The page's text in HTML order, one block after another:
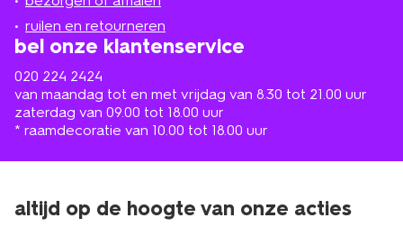
ruilen en retourneren
bel onze klantenservice
020 224 2424
van maandag tot en met vrijdag van 8.30 tot 21.00 uur
zaterdag van 09.00 tot 18.00 uur
* raamdecoratie van 10.00 tot 18.00 uur
buurt
altijd op de hoogte van onze acties